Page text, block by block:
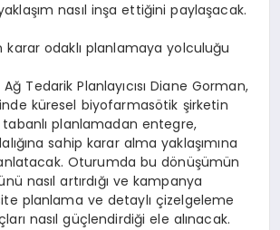
şım nasıl inşa ettiğini paylaşacak.
karar odaklı planlamaya yolculuğu
Ağ Tedarik PlanlayıcısıDiane Gorman,
küresel biyofarmasötik şirketin
ıplanlamadan entegre,
ığına sahip karar alma yaklaşımına
Oturumda bu dönüşümün
nü nasıl artırdığı ve kampanya
planlama ve detaylı çizelgeleme
ları nasıl güçlendirdiği ele alınacak.